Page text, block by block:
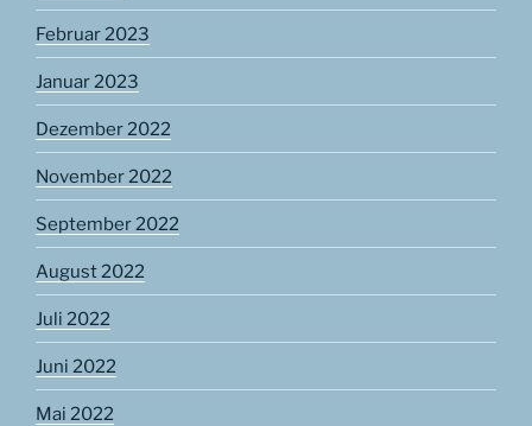
Februar 2023
Januar 2023
Dezember 2022
November 2022
September 2022
August 2022
Juli 2022
Juni 2022
Mai 2022